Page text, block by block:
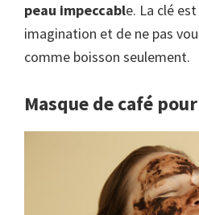
peau impeccable. La clé
imagination et de ne pas
comme boisson seulement.
Masque de café